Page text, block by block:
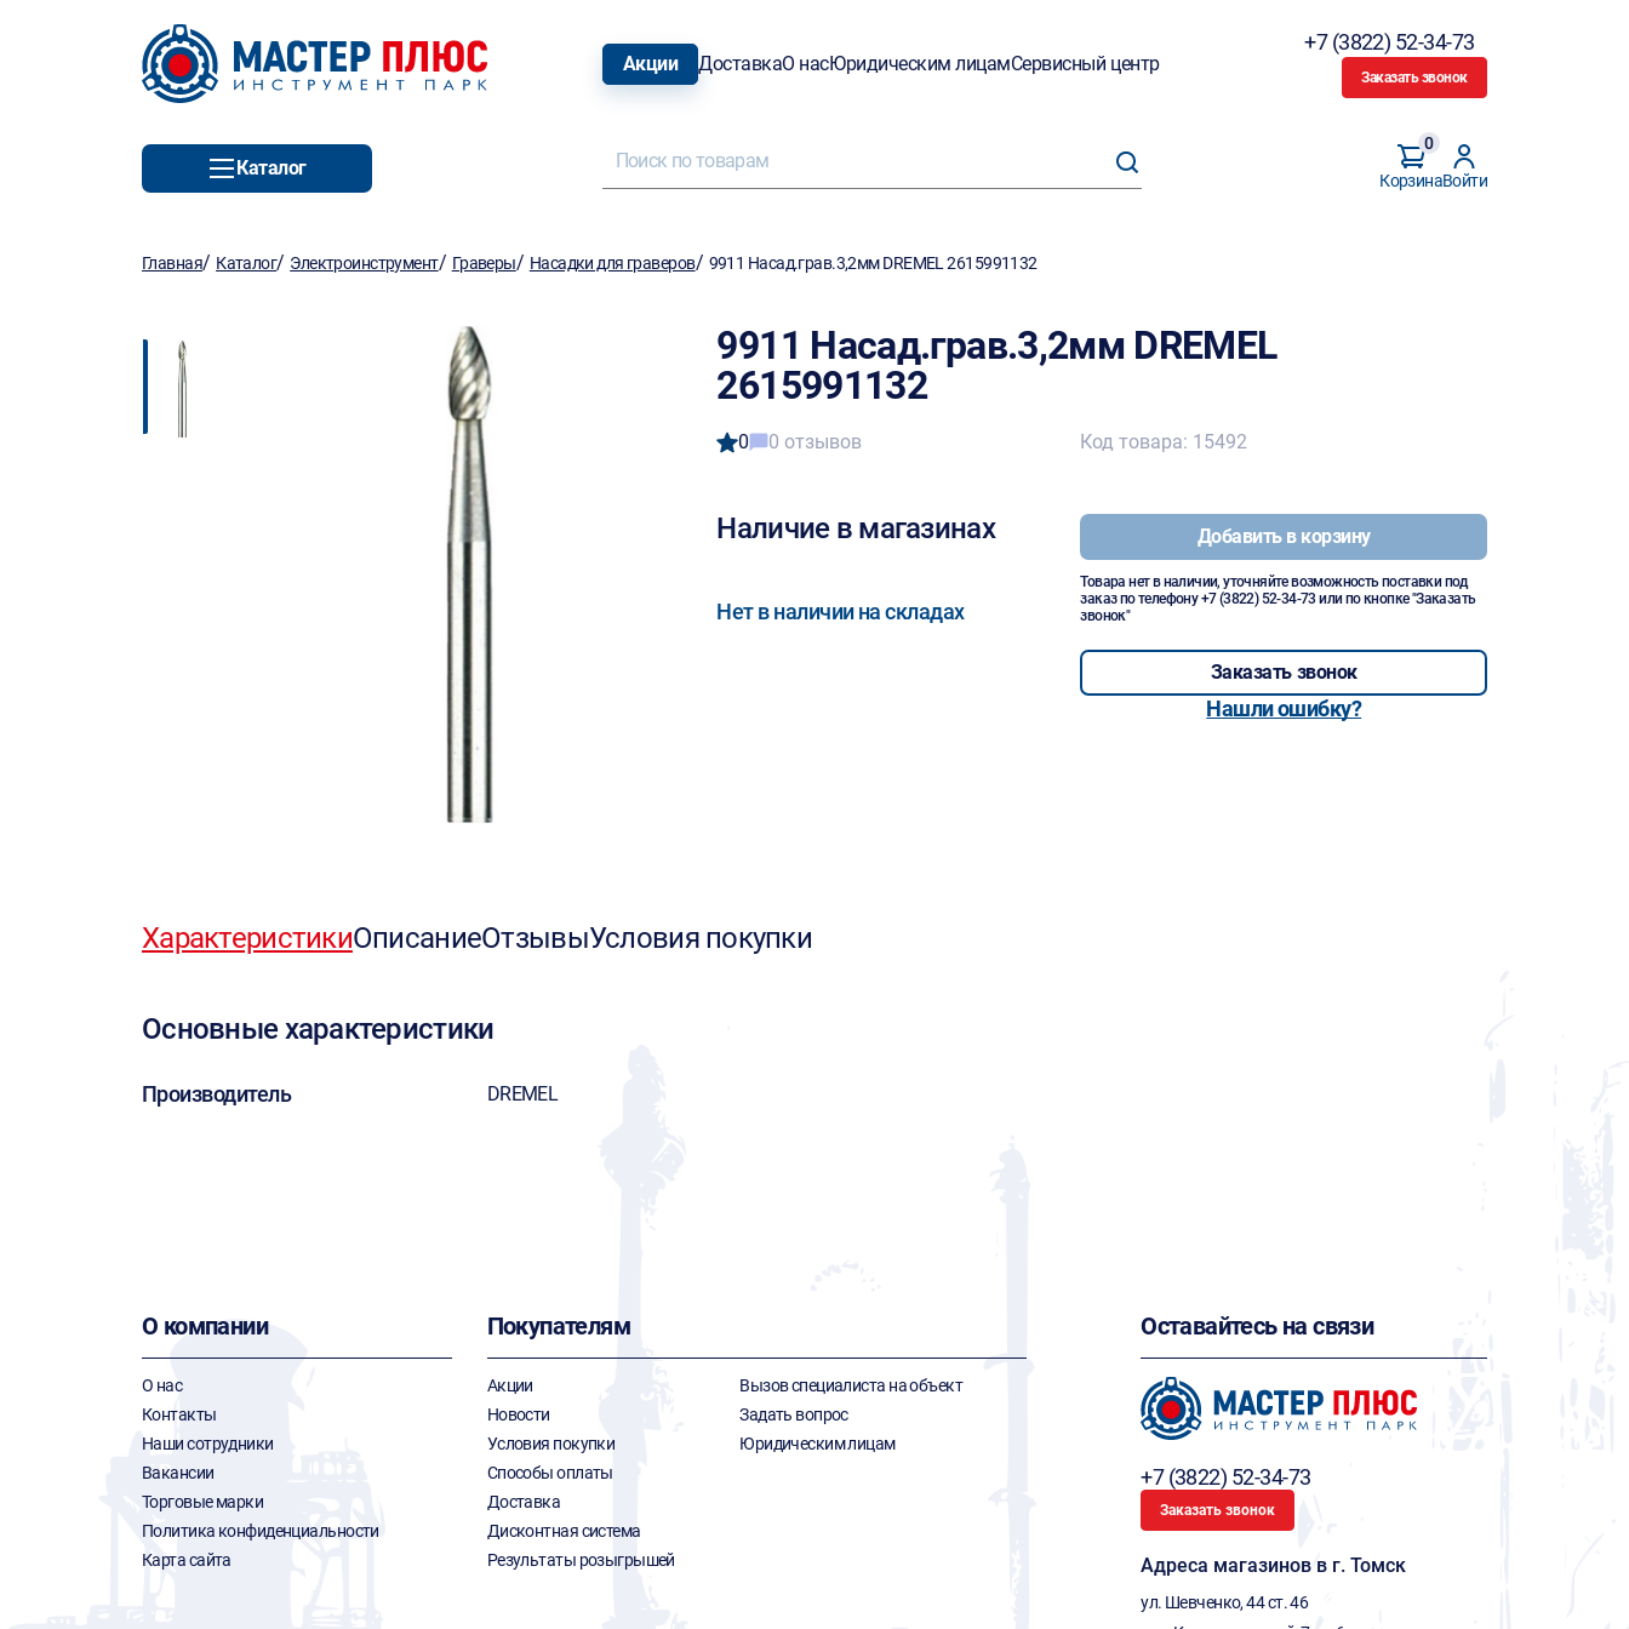
Акции ДоставкаО насЮридическим лицамСервисный центр
+7 (3822) 52-34-73
Заказать звонок
Каталог
Корзина
0
Войти
Главная/ Каталог/ Электроинструмент/ Граверы/ Насадки для граверов/ 9911 Насад.грав.3,2мм DREMEL 2615991132
9911 Насад.грав.3,2мм DREMEL
2615991132
0 0 отзывов
Наличие в магазинах
Нет в наличии на складах
Код товара: 15492
Добавить в корзину
Товара нет в наличии, уточняйте возможность поставки под
заказ по телефону+7 (3822) 52-34-73 или по кнопке "Заказать
звонок"
Заказать звонок
Нашли ошибку?
ХарактеристикиОписаниеОтзывыУсловия покупки
Основные характеристики
Производитель DREMEL
О компании
О нас
Контакты
Наши сотрудники
Вакансии
Торговые марки
Политика конфиденциальности
Карта сайта
Покупателям
Акции
Новости
Условия покупки
Способы оплаты
Доставка
Дисконтная система
Результаты розыгрышей
Вызов специалиста на объект
Задать вопрос
Юридическим лицам
Оставайтесь на связи
+7 (3822) 52-34-73
Заказать звонок
Адреса магазинов в г. Томск
ул. Шевченко, 44 ст. 46